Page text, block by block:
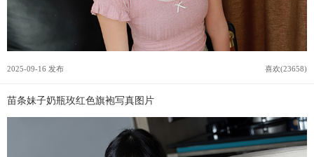
2025-09-16 发布 喜欢(23658)
苗条妹子奶瓶玫红色旗袍写真图片